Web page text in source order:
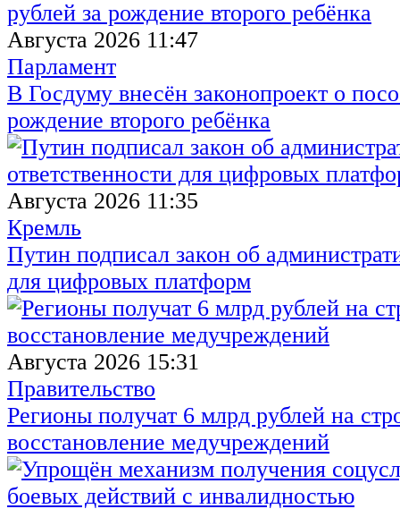
Августа 2026 11:47
Парламент
В Госдуму внесён законопроект о
рождение второго ребёнка
Августа 2026 11:35
Кремль
Путин подписал закон об
для цифровых платформ
Августа 2026 15:31
Правительство
Регионы получат 6 млрд рублей на
восстановление медучреждений